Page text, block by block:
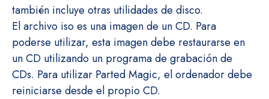
también incluye otras utilidades de disco.
El archivo iso es una imagen de un CD. Para
poderse utilizar, esta imagen debe restaurarse en
un CD utilizando un programa de grabación de
CDs. Para utilizar Parted Magic, el ordenador debe
reiniciarse desde el propio CD.